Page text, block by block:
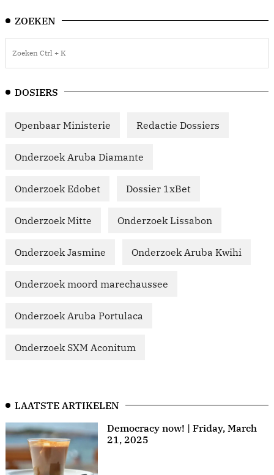
ZOEKEN
DOSIERS
Openbaar Ministerie Redactie Dossiers
Onderzoek Aruba Diamante
Onderzoek Edobet Dossier 1xBet
Onderzoek Mitte Onderzoek Lissabon
Onderzoek Jasmine Onderzoek Aruba Kwihi
Onderzoek moord marechaussee
Onderzoek Aruba Portulaca
Onderzoek SXM Aconitum
LAATSTE ARTIKELEN
Democracy now! | Friday, March
21, 2025